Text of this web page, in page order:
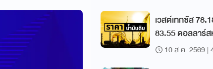
เวสต์เทกซัส
83.55 ดอลลาร์
10 ส.ค. 2569 |